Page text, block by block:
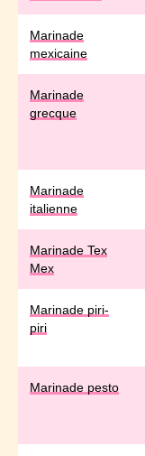
Marinade
mexicaine
Marinade
grecque
Marinade
italienne
Marinade Tex
Mex
Marinade piri-
piri
Marinade pesto